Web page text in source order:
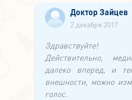
Доктор Зайцев
2 декабря 2017
Здравствуйте!
Действительно,
далеко вперед, и
внешности, можно
голос.